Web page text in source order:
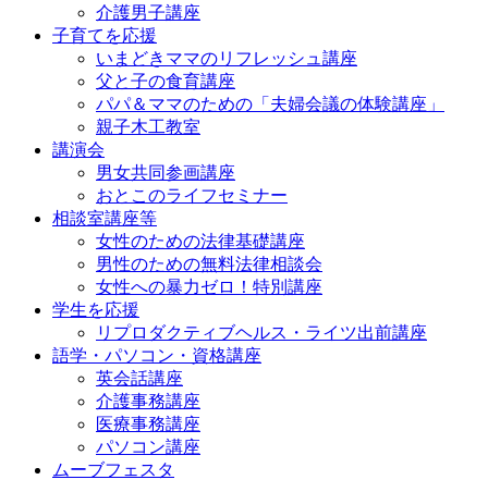
介護男子講座
子育てを応援
いまどきママのリフレッシュ講座
父と子の食育講座
パパ＆ママのための「夫婦会議の体験講座」
親子木工教室
講演会
男女共同参画講座
おとこのライフセミナー
相談室講座等
女性のための法律基礎講座
男性のための無料法律相談会
女性への暴力ゼロ！特別講座
学生を応援
リプロダクティブヘルス・ライツ出前講座
語学・パソコン・資格講座
英会話講座
介護事務講座
医療事務講座
パソコン講座
ムーブフェスタ